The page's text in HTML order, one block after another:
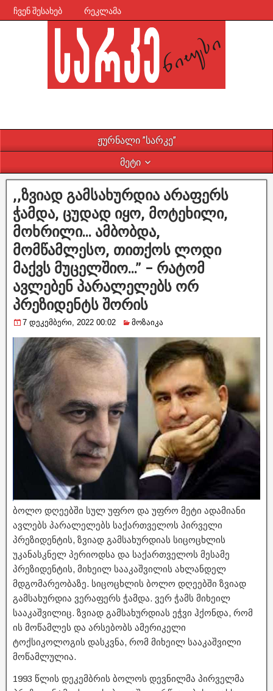
ჩვენ შესახებ რეკლამა
ჟურნალი ”სარკე”
მეტი
,,ზვიად გამსახურდია არაფერს
ჭამდა, ცუდად იყო, მოტეხილი,
მოხრილი… ამბობდა,
მომწამლესო, თითქოს ლოდი
მაქვს მუცელშიო…” – რატომ
ავლებენ პარალელებს ორ
პრეზიდენტს შორის
7 დეკემბერი, 2022 00:02 მოზაიკა
ბოლო დღეებში სულ უფრო და უფრო მეტი ადამიანი
ავლებს პარალელებს საქართველოს პირველი
პრეზიდენტის, ზვიად გამსახურდიას სიცოცხლის
უკანასკნელ პერიოდსა და საქართველოს მესამე
პრეზიდენტის, მიხეილ სააკაშვილის ახლანდელ
მდგომარეობაზე. სიცოცხლის ბოლო დღეებში ზვიად
გამსახურდია ვერაფერს ჭამდა. ვერ ჭამს მიხეილ
სააკაშვილიც. ზვიად გამსახურდიას ეჭვი ჰქონდა, რომ
ის მოწამლეს და არსებობს ამერიკელი
ტოქსიკოლოგის დასკვნა, რომ მიხეილ სააკაშვილი
მოწამლულია.
1993 წლის დეკემბრის ბოლოს დევნილმა პირველმა